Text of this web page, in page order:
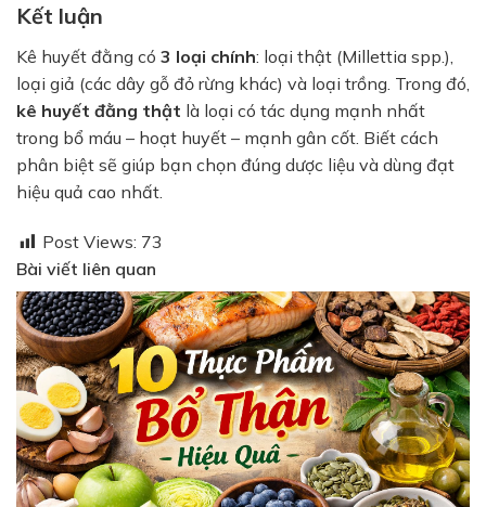
Kết luận
Kê huyết đằng có 3 loại chính: loại thật (Millettia spp.),
loại giả (các dây gỗ đỏ rừng khác) và loại trồng. Trong đó,
kê huyết đằng thật là loại có tác dụng mạnh nhất
trong bổ máu – hoạt huyết – mạnh gân cốt. Biết cách
phân biệt sẽ giúp bạn chọn đúng dược liệu và dùng đạt
hiệu quả cao nhất.
Post Views: 73
Bài viết liên quan